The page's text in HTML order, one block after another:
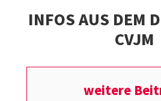
INFOS AUS DEM
CVJM
weitere